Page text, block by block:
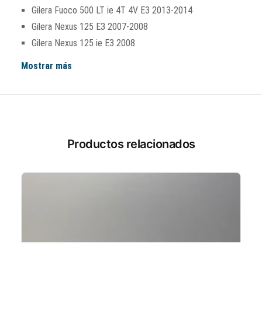
Gilera Fuoco 500 LT ie 4T 4V E3 2013-2014
Gilera Nexus 125 E3 2007-2008
Gilera Nexus 125 ie E3 2008
Mostrar más
Productos relacionados